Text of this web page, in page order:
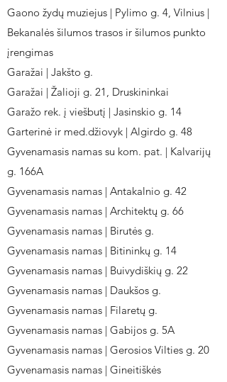
Gaono žydų muziejus | Pylimo g. 4, Vilnius |
Bekanalės šilumos trasos ir šilumos punkto
įrengimas
Garažai | Jakšto g.
Garažai | Žalioji g. 21, Druskininkai
Garažo rek. į viešbutį | Jasinskio g. 14
Garterinė ir med.džiovyk | Algirdo g. 48
Gyvenamasis namas su kom. pat. | Kalvarijų
g. 166A
Gyvenamasis namas | Antakalnio g. 42
Gyvenamasis namas | Architektų g. 66
Gyvenamasis namas | Birutės g.
Gyvenamasis namas | Bitininkų g. 14
Gyvenamasis namas | Buivydiškių g. 22
Gyvenamasis namas | Daukšos g.
Gyvenamasis namas | Filaretų g.
Gyvenamasis namas | Gabijos g. 5A
Gyvenamasis namas | Gerosios Vilties g. 20
Gyvenamasis namas | Gineitiškės